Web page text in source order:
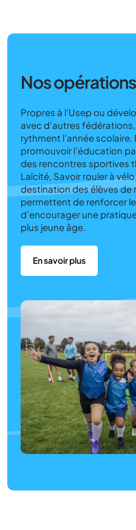
Nos opérations
Propres à l’Usep ou
avec d’autres
rythment l’année
promouvoir l’éducation
des rencontres sportives
Laïcité, Savoir rouler à
destination des élèves de
permettent de renforcer
d’encourager une
plus jeune âge.
En savoir plus